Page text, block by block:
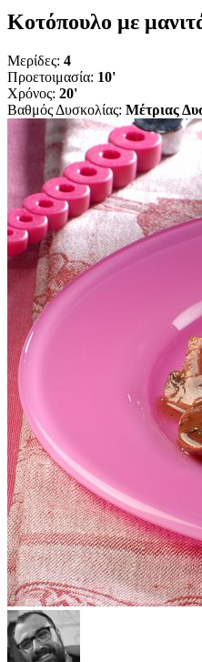
Κοτόπουλο με
Μερίδες: 4
Προετοιμασία: 10'
Χρόνος: 20'
Βαθμός Δυσκολίας: Μέτριας